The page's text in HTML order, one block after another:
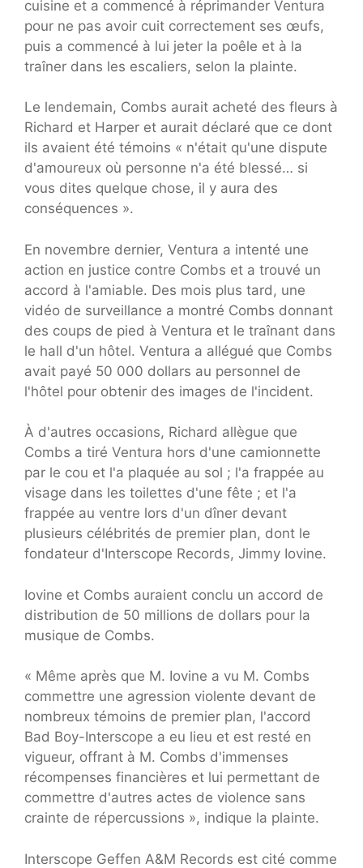
cuisine et a commencé à réprimander Ventura
pour ne pas avoir cuit correctement ses œufs,
puis a commencé à lui jeter la poêle et à la
traîner dans les escaliers, selon la plainte.
Le lendemain, Combs aurait acheté des fleurs à
Richard et Harper et aurait déclaré que ce dont
ils avaient été témoins « n'était qu'une dispute
d'amoureux où personne n'a été blessé… si
vous dites quelque chose, il y aura des
conséquences ».
En novembre dernier, Ventura a intenté une
action en justice contre Combs et a trouvé un
accord à l'amiable. Des mois plus tard, une
vidéo de surveillance a montré Combs donnant
des coups de pied à Ventura et le traînant dans
le hall d'un hôtel. Ventura a allégué que Combs
avait payé 50 000 dollars au personnel de
l'hôtel pour obtenir des images de l'incident.
À d'autres occasions, Richard allègue que
Combs a tiré Ventura hors d'une camionnette
par le cou et l'a plaquée au sol ; l'a frappée au
visage dans les toilettes d'une fête ; et l'a
frappée au ventre lors d'un dîner devant
plusieurs célébrités de premier plan, dont le
fondateur d'Interscope Records, Jimmy Iovine.
Iovine et Combs auraient conclu un accord de
distribution de 50 millions de dollars pour la
musique de Combs.
« Même après que M. Iovine a vu M. Combs
commettre une agression violente devant de
nombreux témoins de premier plan, l'accord
Bad Boy-Interscope a eu lieu et est resté en
vigueur, offrant à M. Combs d'immenses
récompenses financières et lui permettant de
commettre d'autres actes de violence sans
crainte de répercussions », indique la plainte.
Interscope Geffen A&M Records est cité comme